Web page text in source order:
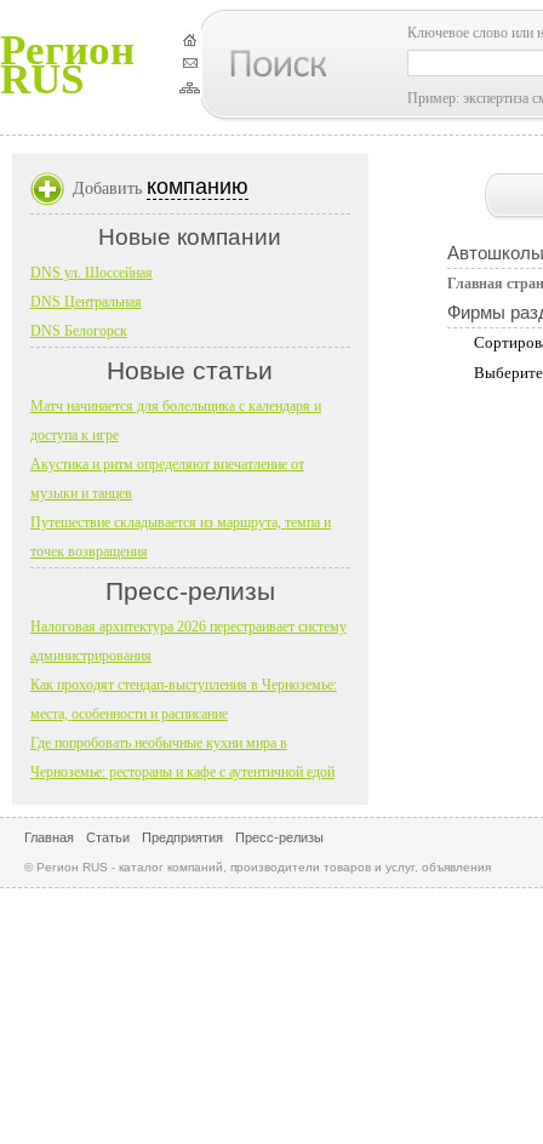
Регион
RUS
Ключевое слово или
Пример: экспертиза
Главная
Фирмы
Добавить компанию
Новые компании
DNS ул. Шоссейная
DNS Центральная
DNS Белогорск
Новые статьи
Матч начинается для болельщика с календаря и
доступа к игре
Акустика и ритм определяют впечатление от
музыки и танцев
Путешествие складывается из маршрута, темпа и
точек возвращения
Пресс-релизы
Налоговая архитектура 2026 перестраивает систему
администрирования
Как проходят стендап-выступления в Черноземье:
места, особенности и расписание
Где попробовать необычные кухни мира в
Черноземье: рестораны и кафе с аутентичной едой
Главная Статьи Предприятия Пресс-релизы
© Регион RUS - каталог компаний, производители товаров и услуг, объявления